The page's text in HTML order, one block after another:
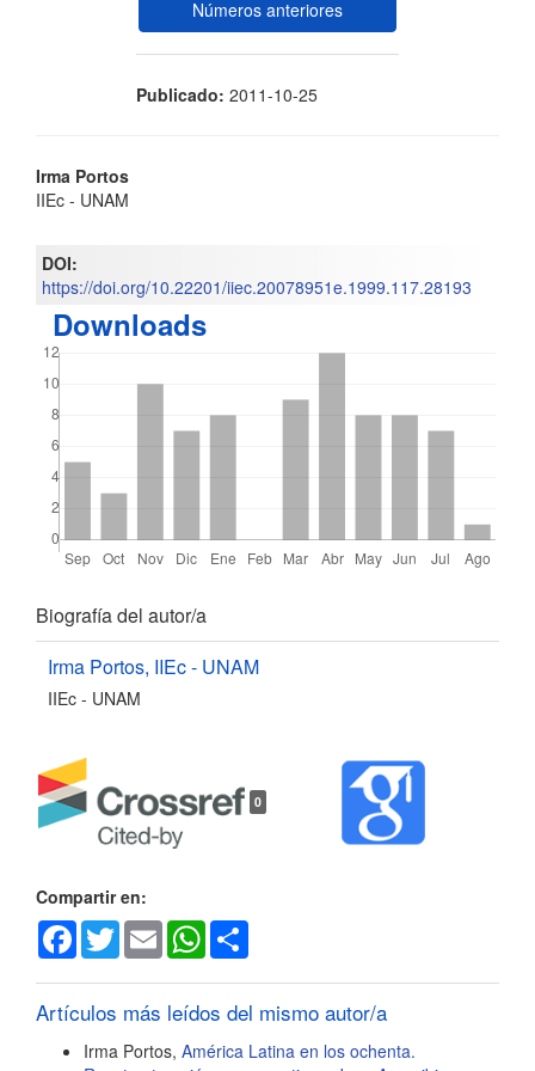
Números anteriores
Publicado: 2011-10-25
Contenido
del
artículo
Irma Portos
IIEc - UNAM
DOI:
https://doi.org/10.22201/iiec.20078951e.1999.117.28193
Downloads
Detalles
del
artículo
Biografía del autor/a
Irma Portos, IIEc - UNAM
IIEc - UNAM
0
Compartir en:
Facebook
TwitterEmail WhatsApp
Artículos más leídos del mismo autor/a
Irma Portos, América Latina en los ochenta.